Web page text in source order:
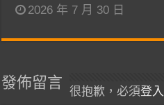
2026 年 7 月 30 日
發佈留言
很抱歉，必須登入